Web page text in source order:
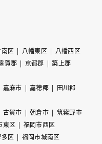
区 八幡東区
八幡西区
賀郡 京都郡
築上郡
嘉麻市 嘉穂郡
田川郡
古賀市 朝倉市
筑紫野市
東区
福岡市西区
区
福岡市城南区